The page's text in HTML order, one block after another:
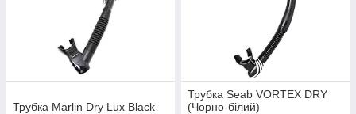
Трубка Marlin Dry Lux Black
Трубка Seab VORTEX DRY
(Чорно-білий)